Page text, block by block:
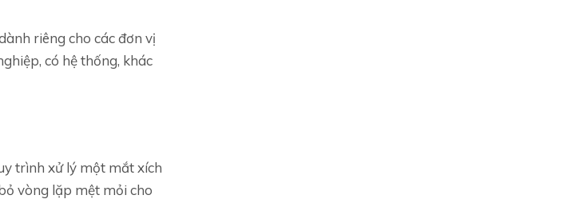
riêng cho các đơn vị
có hệ thống, khác
trình xử lý một mắt xích
vòng lặp mệt mỏi cho